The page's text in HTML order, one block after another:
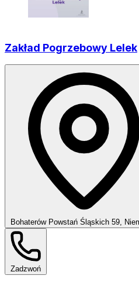
Zakład Pogrzebowy Lelek
Bohaterów Powstań Śląskich 59,
Zadzwoń